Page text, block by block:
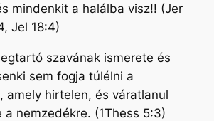
mindenkit a halálba visz!! (Jer
Jel 18:4)
szavának ismerete és
sem fogja túlélni a
amely hirtelen, és váratlanul
a nemzedékre. (1Thess 5:3)